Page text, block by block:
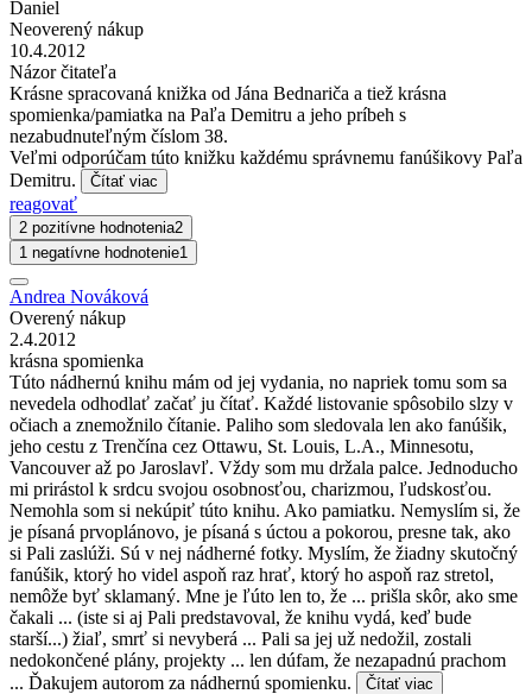
Daniel
Neoverený nákup
10.4.2012
Názor čitateľa
Krásne spracovaná knižka od Jána Bednariča a tiež krásna
spomienka/pamiatka na Paľa Demitru a jeho príbeh s
nezabudnuteľným číslom 38.
Veľmi odporúčam túto knižku každému správnemu fanúšikovy Paľa
Demitru.
Čítať viac
reagovať
2 pozitívne hodnotenia2
1 negatívne hodnotenie1
Andrea Nováková
Overený nákup
2.4.2012
krásna spomienka
Túto nádhernú knihu mám od jej vydania, no napriek tomu som sa
nevedela odhodlať začať ju čítať. Každé listovanie spôsobilo slzy v
očiach a znemožnilo čítanie. Paliho som sledovala len ako fanúšik,
jeho cestu z Trenčína cez Ottawu, St. Louis, L.A., Minnesotu,
Vancouver až po Jaroslavľ. Vždy som mu držala palce. Jednoducho
mi prirástol k srdcu svojou osobnosťou, charizmou, ľudskosťou.
Nemohla som si nekúpiť túto knihu. Ako pamiatku. Nemyslím si, že
je písaná prvoplánovo, je písaná s úctou a pokorou, presne tak, ako
si Pali zaslúži. Sú v nej nádherné fotky. Myslím, že žiadny skutočný
fanúšik, ktorý ho videl aspoň raz hrať, ktorý ho aspoň raz stretol,
nemôže byť sklamaný. Mne je ľúto len to, že ... prišla skôr, ako sme
čakali ... (iste si aj Pali predstavoval, že knihu vydá, keď bude
starší...) žiaľ, smrť si nevyberá ... Pali sa jej už nedožil, zostali
nedokončené plány, projekty ... len dúfam, že nezapadnú prachom
... Ďakujem autorom za nádhernú spomienku.
Čítať viac